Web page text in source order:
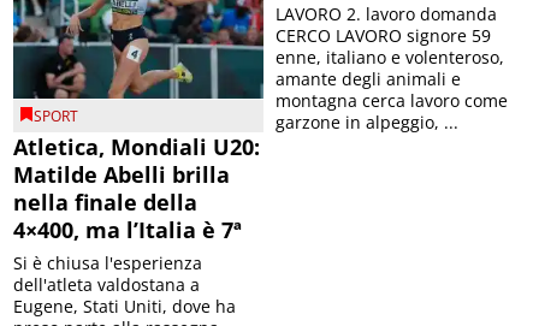
SPORT
Atletica, Mondiali U20:
Matilde Abelli brilla
nella finale della
4×400, ma l’Italia è 7ª
Si è chiusa l'esperienza
dell'atleta valdostana a
Eugene, Stati Uniti, dove ha
LAVORO 2. lavoro domanda
CERCO LAVORO signore 59
enne, italiano e volenteroso,
amante degli animali e
montagna cerca lavoro come
garzone in alpeggio, ...